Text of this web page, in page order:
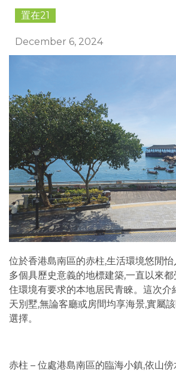
置在21
December 6, 2024
位於香港島南區的赤柱,生活環境悠閒怡
多個具歷史意義的地標建築,一直以來
住環境有要求的本地居民青睞。這次介
天別墅,無論客廳或房間均享海景,實屬
選擇。
赤柱 – 位處港島南區的臨海小鎮,依山